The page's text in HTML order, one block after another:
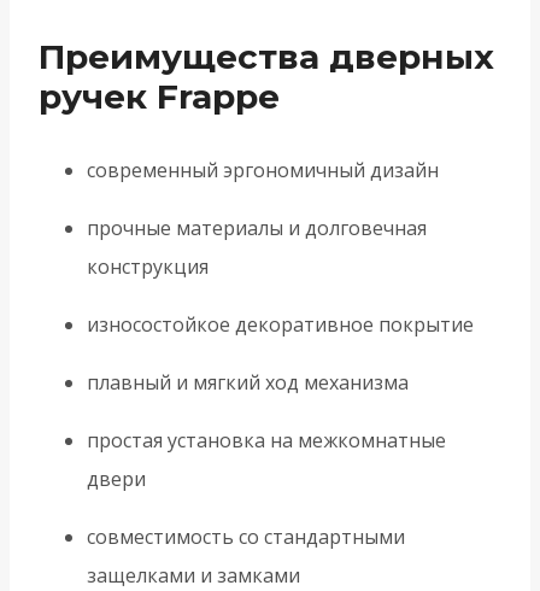
Преимущества дверных
ручек Frappe
современный эргономичный дизайн
прочные материалы и долговечная
конструкция
износостойкое декоративное покрытие
плавный и мягкий ход механизма
простая установка на межкомнатные
двери
совместимость со стандартными
защелками и замками